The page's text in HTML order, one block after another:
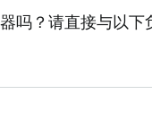
吗？请直接与以下